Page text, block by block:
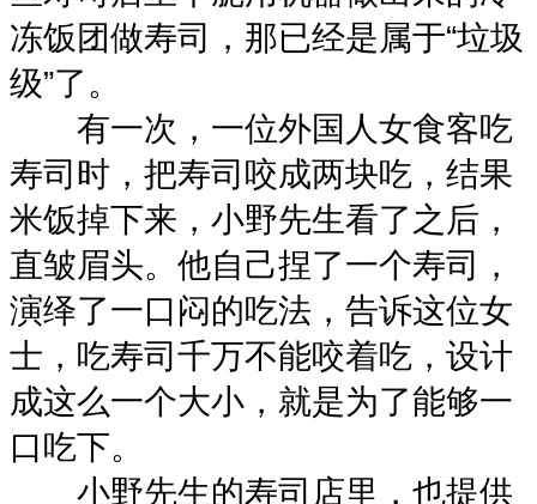
冻饭团做寿司，那已经是属于“垃圾
级”了。
有一次，一位外国人女食客吃
寿司时，把寿司咬成两块吃，结果
米饭掉下来，小野先生看了之后，
直皱眉头。他自己捏了一个寿司，
演绎了一口闷的吃法，告诉这位女
士，吃寿司千万不能咬着吃，设计
成这么一个大小，就是为了能够一
口吃下。
小野先生的寿司店里，也提供